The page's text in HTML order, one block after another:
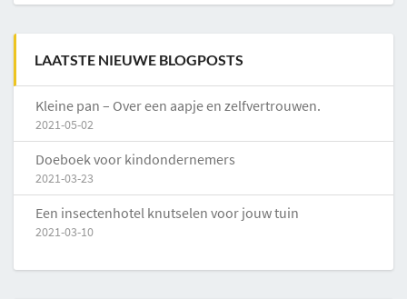
LAATSTE NIEUWE BLOGPOSTS
Kleine pan – Over een aapje en zelfvertrouwen.
2021-05-02
Doeboek voor kindondernemers
2021-03-23
Een insectenhotel knutselen voor jouw tuin
2021-03-10